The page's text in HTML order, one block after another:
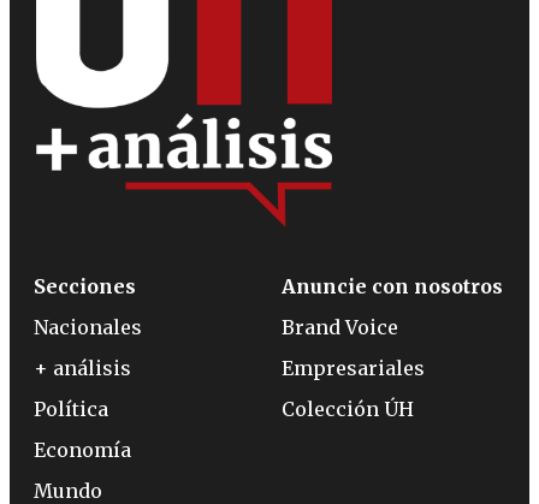
Secciones
Nacionales
+ análisis
Política
Economía
Mundo
Anuncie con nosotros
Brand Voice
Empresariales
Colección ÚH